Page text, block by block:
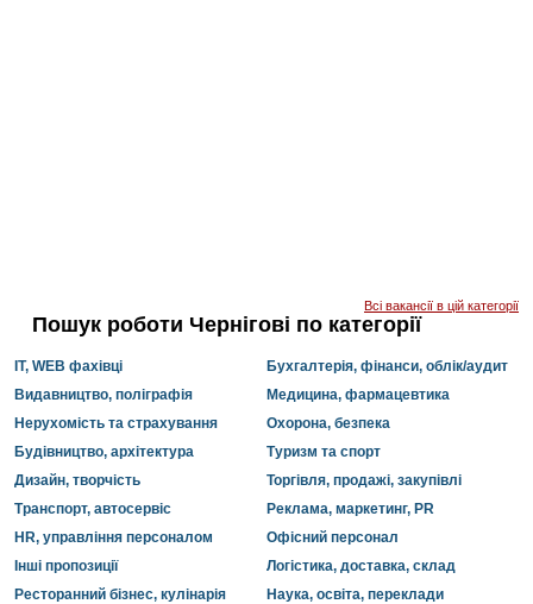
Всі вакансії в цій категорії
Пошук роботи Чернігові по категорії
IT, WEB фахівці
Бухгалтерія, фінанси, облік/аудит
Видавництво, поліграфія
Медицина, фармацевтика
Нерухомість та страхування
Охорона, безпека
Будівництво, архітектура
Туризм та спорт
Дизайн, творчість
Торгівля, продажі, закупівлі
Транспорт, автосервіс
Реклама, маркетинг, PR
HR, управління персоналом
Офісний персонал
Інші пропозиції
Логістика, доставка, склад
Ресторанний бізнес, кулінарія
Наука, освіта, переклади